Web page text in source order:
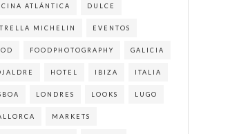
ATLÁNTICA DULCE
MICHELIN EVENTOS
FOODPHOTOGRAPHY GALICIA
HOTEL IBIZA ITALIA
LONDRES LOOKS LUGO
MARKETS